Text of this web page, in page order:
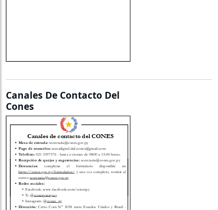
Canales De Contacto Del
Cones